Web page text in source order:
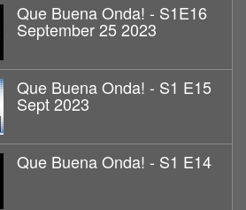
Que Buena Onda! - S1E16
September 25 2023
Que Buena Onda! - S1 E15
Sept 2023
Que Buena Onda! - S1 E14